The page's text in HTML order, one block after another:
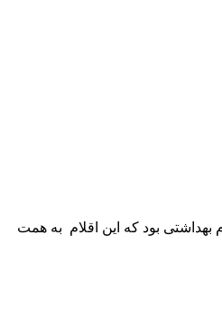
بهداشتی بود که این اقلام به همت